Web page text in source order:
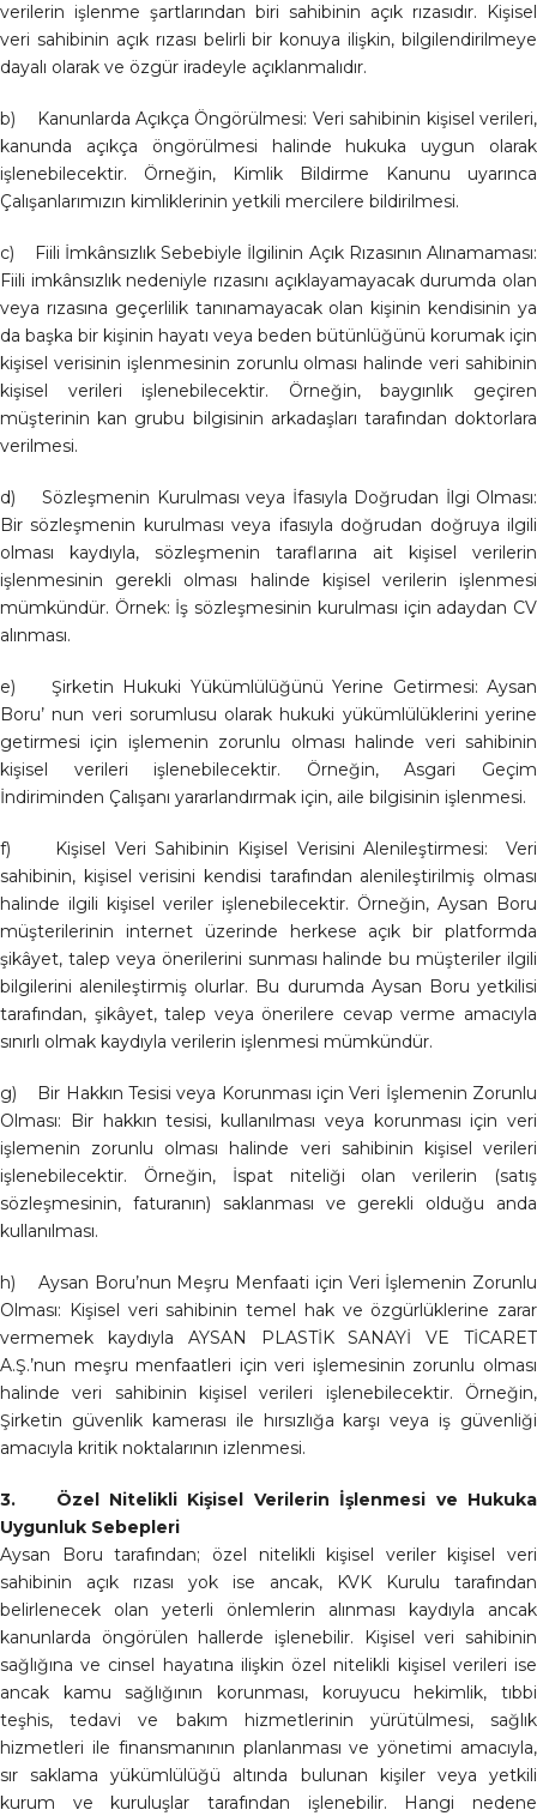
verilerin işlenme şartlarından biri sahibinin açık rızasıdır. Kişisel
veri sahibinin açık rızası belirli bir konuya ilişkin, bilgilendirilmeye
dayalı olarak ve özgür iradeyle açıklanmalıdır.
b) Kanunlarda Açıkça Öngörülmesi: Veri sahibinin kişisel verileri,
kanunda açıkça öngörülmesi halinde hukuka uygun olarak
işlenebilecektir. Örneğin, Kimlik Bildirme Kanunu uyarınca
Çalışanlarımızın kimliklerinin yetkili mercilere bildirilmesi.
c) Fiili İmkânsızlık Sebebiyle İlgilinin Açık Rızasının Alınamaması:
Fiili imkânsızlık nedeniyle rızasını açıklayamayacak durumda olan
veya rızasına geçerlilik tanınamayacak olan kişinin kendisinin ya
da başka bir kişinin hayatı veya beden bütünlüğünü korumak için
kişisel verisinin işlenmesinin zorunlu olması halinde veri sahibinin
kişisel verileri işlenebilecektir. Örneğin, baygınlık geçiren
müşterinin kan grubu bilgisinin arkadaşları tarafından doktorlara
verilmesi.
d) Sözleşmenin Kurulması veya İfasıyla Doğrudan İlgi Olması:
Bir sözleşmenin kurulması veya ifasıyla doğrudan doğruya ilgili
olması kaydıyla, sözleşmenin taraflarına ait kişisel verilerin
işlenmesinin gerekli olması halinde kişisel verilerin işlenmesi
mümkündür. Örnek: İş sözleşmesinin kurulması için adaydan CV
alınması.
e) Şirketin Hukuki Yükümlülüğünü Yerine Getirmesi: Aysan
Boru’ nun veri sorumlusu olarak hukuki yükümlülüklerini yerine
getirmesi için işlemenin zorunlu olması halinde veri sahibinin
kişisel verileri işlenebilecektir. Örneğin, Asgari Geçim
İndiriminden Çalışanı yararlandırmak için, aile bilgisinin işlenmesi.
f) Kişisel Veri Sahibinin Kişisel Verisini Alenileştirmesi: Veri
sahibinin, kişisel verisini kendisi tarafından alenileştirilmiş olması
halinde ilgili kişisel veriler işlenebilecektir. Örneğin, Aysan Boru
müşterilerinin internet üzerinde herkese açık bir platformda
şikâyet, talep veya önerilerini sunması halinde bu müşteriler ilgili
bilgilerini alenileştirmiş olurlar. Bu durumda Aysan Boru yetkilisi
tarafından, şikâyet, talep veya önerilere cevap verme amacıyla
sınırlı olmak kaydıyla verilerin işlenmesi mümkündür.
g) Bir Hakkın Tesisi veya Korunması için Veri İşlemenin Zorunlu
Olması: Bir hakkın tesisi, kullanılması veya korunması için veri
işlemenin zorunlu olması halinde veri sahibinin kişisel verileri
işlenebilecektir. Örneğin, İspat niteliği olan verilerin (satış
sözleşmesinin, faturanın) saklanması ve gerekli olduğu anda
kullanılması.
h) Aysan Boru’nun Meşru Menfaati için Veri İşlemenin Zorunlu
Olması: Kişisel veri sahibinin temel hak ve özgürlüklerine zarar
vermemek kaydıyla AYSAN PLASTİK SANAYİ VE TİCARET
A.Ş.’nun meşru menfaatleri için veri işlemesinin zorunlu olması
halinde veri sahibinin kişisel verileri işlenebilecektir. Örneğin,
Şirketin güvenlik kamerası ile hırsızlığa karşı veya iş güvenliği
amacıyla kritik noktalarının izlenmesi.
3. Özel Nitelikli Kişisel Verilerin İşlenmesi ve Hukuka
Uygunluk Sebepleri
Aysan Boru tarafından; özel nitelikli kişisel veriler kişisel veri
sahibinin açık rızası yok ise ancak, KVK Kurulu tarafından
belirlenecek olan yeterli önlemlerin alınması kaydıyla ancak
kanunlarda öngörülen hallerde işlenebilir. Kişisel veri sahibinin
sağlığına ve cinsel hayatına ilişkin özel nitelikli kişisel verileri ise
ancak kamu sağlığının korunması, koruyucu hekimlik, tıbbi
teşhis, tedavi ve bakım hizmetlerinin yürütülmesi, sağlık
hizmetleri ile finansmanının planlanması ve yönetimi amacıyla,
sır saklama yükümlülüğü altında bulunan kişiler veya yetkili
kurum ve kuruluşlar tarafından işlenebilir. Hangi nedene